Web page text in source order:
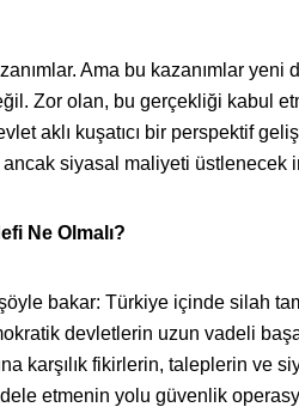
Ama bu kazanımlar
Zor olan, bu gerçekliği kabul
aklı kuşatıcı bir perspektif
siyasal maliyeti üstlenecek
Ne Olmalı?
bakar: Türkiye içinde silah
devletlerin uzun vadeli
karşılık fikirlerin, taleplerin ve
etmenin yolu güvenlik